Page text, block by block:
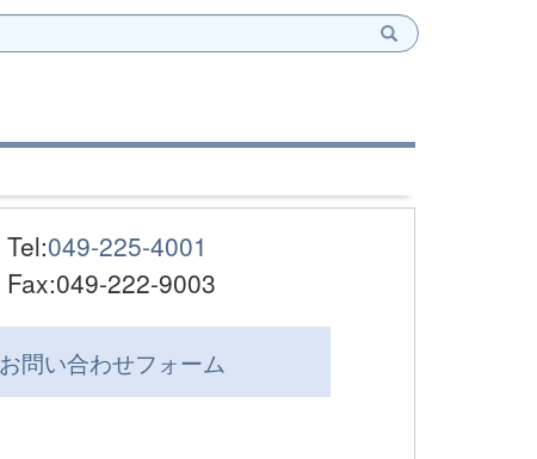
Tel:049-225-4001
Fax:049-222-9003
お問い合わせフォーム